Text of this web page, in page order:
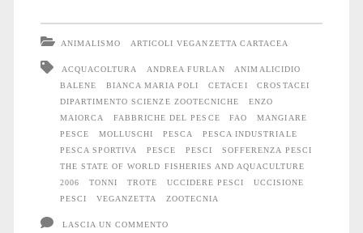
ANIMALISMO ARTICOLI VEGANZETTA CARTACEA
ACQUACOLTURA ANDREA FURLAN
ANIMALICIDIO
BALENE
BIANCA MARIA POLI CETACEI
CROSTACEI
DIPARTIMENTO SCIENZE ZOOTECNICHE
ENZO
MAIORCA
FABBRICHE DEL PESCE FAO
MANGIARE
PESCE
MOLLUSCHI PESCA
PESCA INDUSTRIALE
PESCA SPORTIVA
PESCE PESCI
SOFFERENZA PESCI
THE STATE OF WORLD FISHERIES AND AQUACULTURE
2006
TONNI TROTE UCCIDERE PESCI
UCCISIONE
PESCI
VEGANZETTA ZOOTECNIA
LASCIA UN COMMENTO